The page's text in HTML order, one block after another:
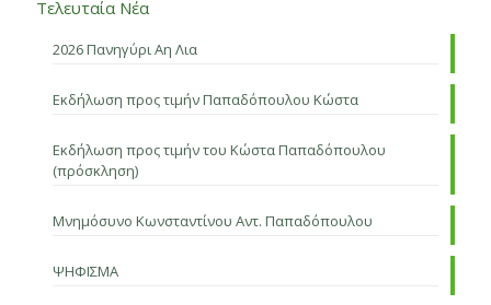
Τελευταία Νέα
2026 Πανηγύρι Αη Λια
Εκδήλωση προς τιμήν Παπαδόπουλου Κώστα
Εκδήλωση προς τιμήν του Κώστα Παπαδόπουλου
(πρόσκληση)
Μνημόσυνο Κωνσταντίνου Αντ. Παπαδόπουλου
ΨΗΦΙΣΜΑ